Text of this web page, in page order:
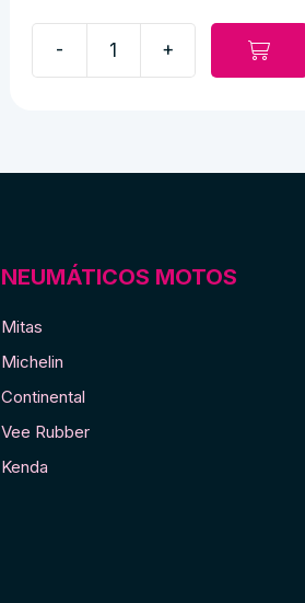
-
de
+
NEUMÁTICOS MOTOS
Mitas
Michelin
Continental
Vee Rubber
Kenda